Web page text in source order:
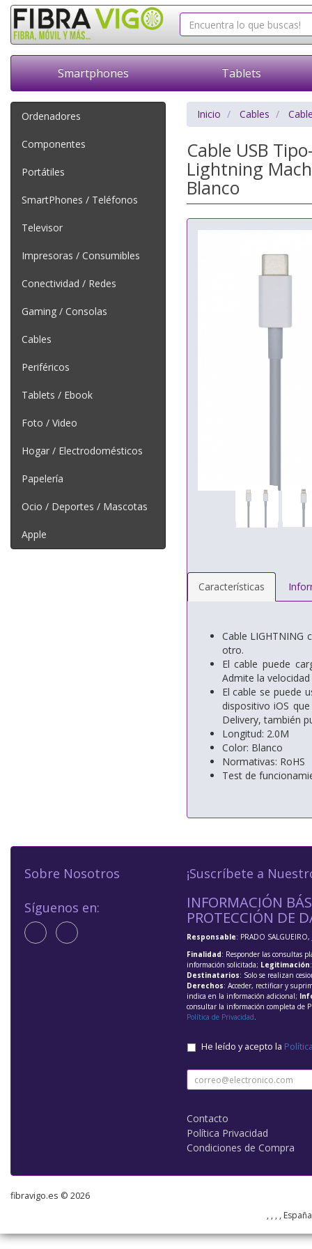
Smartphones Tablets
Ordenadores
Componentes
Portátiles
SmartPhones / Teléfonos
Televisor
Impresoras / Consumibles
Conectividad / Redes
Gaming / Consolas
Cables
Periféricos
Tablets / Ebook
Foto / Video
Hogar / Electrodomésticos
Papelería
Ocio / Deportes / Mascotas
Apple
Inicio Cables
Cable USB
Lightning
Blanco
Características
Cable
otro.
El cable puede
Admite la
El cable se puede
dispositivo iOS
Delivery, también
Longitud: 2.0M
Color: Blanco
Normativas: RoHS
Test de
Sobre Nosotros
Síguenos en:
¡Suscríbete a
INFORMACIÓN
PROTECCIÓN DE
Responsable: PRADO SALGUEIRO,
Finalidad: Responder las consultas
información solicitada; Legitimación
Destinatarios: Solo se realizan
Derechos: Acceder, rectificar y
indica en la información adicional;
consultar la información completa de
Política de Privacidad.
He leído y acepto la
Contacto
Política Privacidad
Condiciones de Compra
fibravigo.es © 2026
, , , ,